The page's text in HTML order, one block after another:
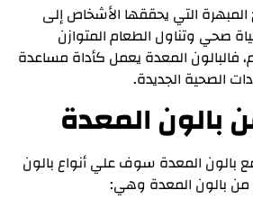
التي يحققها الأشخاص إلى
صحي وتناول الطعام المتوازن
فالبالون المعدة يعمل كأداة مساعدة
الصحية الجديدة.
بالون المعدة
بالون المعدة سوف علي أنواع بالون
من بالون المعدة وهي: